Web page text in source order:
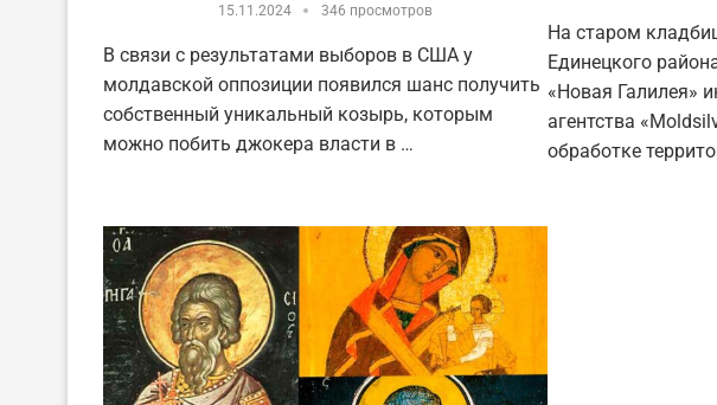
15.11.2024 346 просмотров
В связи с результатами выборов в США у
молдавской оппозиции появился шанс получить
собственный уникальный козырь, которым
можно побить джокера власти в …
На старом
Единецкого
«Новая Галилея»
агентства
обработке